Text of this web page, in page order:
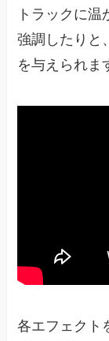
トラックに
強調したりと
を与えられま
各エフェクト